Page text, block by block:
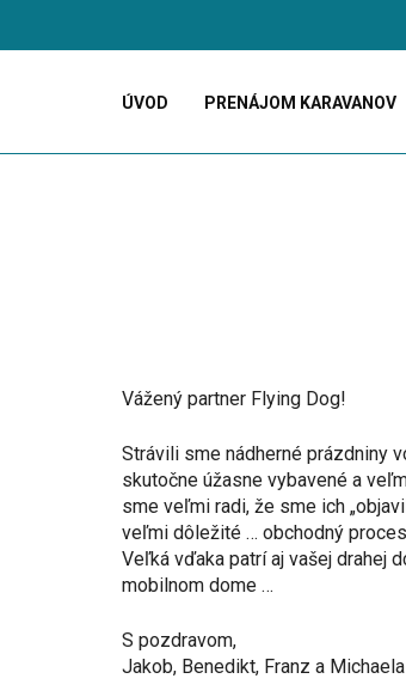
ÚVOD PRENÁJOM KARAVANOV
Vážený partner Flying Dog!
Strávili sme nádherné prázdniny
skutočne úžasne vybavené a
sme veľmi radi, že sme ich
veľmi dôležité … obchodný
Veľká vďaka patrí aj vašej drahej
mobilnom dome …
S pozdravom,
Jakob, Benedikt, Franz a